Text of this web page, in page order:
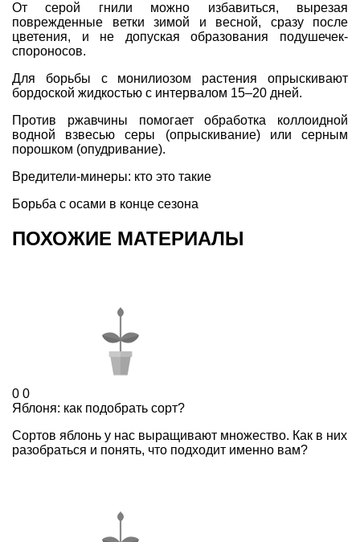
От серой гнили можно избавиться, вырезая
поврежденные ветки зимой и весной, сразу после
цветения, и не допуская образования подушечек-
спороносов.
Для борьбы с монилиозом растения опрыскивают
бордоской жидкостью с интервалом 15–20 дней.
Против ржавчины помогает обработка коллоидной
водной взвесью серы (опрыскивание) или серным
порошком (опудривание).
Вредители-минеры: кто это такие
Борьба с осами в конце сезона
ПОХОЖИЕ МАТЕРИАЛЫ
0 0
Яблоня: как подобрать сорт?
Сортов яблонь у нас выращивают множество. Как в них
разобраться и понять, что подходит именно вам?